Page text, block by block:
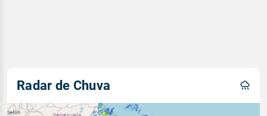
Radar de Chuva